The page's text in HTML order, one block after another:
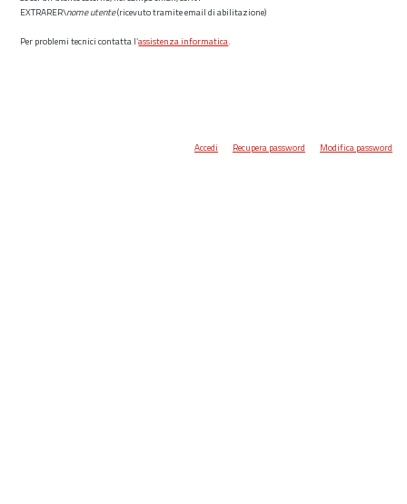
EXTRARER\nome utente(ricevuto tramite email di abilitazione)
Per problemi tecnici contatta l’assistenza informatica.
Accedi Recupera password Modifica password